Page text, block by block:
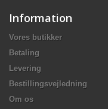
Information
Vores butikker
Betaling
Levering
Bestillingsvejledning
Om os